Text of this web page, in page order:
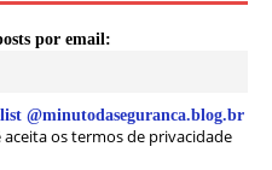
por email:
@minutodaseguranca.blog.br
aceita os termos de privacidade